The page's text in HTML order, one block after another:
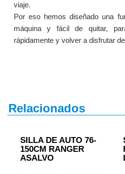
viaje.
Por eso hemos diseñado una
máquina y fácil de quitar,
rápidamente y volver a disfrutar
Relacionados
SILLA DE AUTO 76-
150CM RANGER
ASALVO